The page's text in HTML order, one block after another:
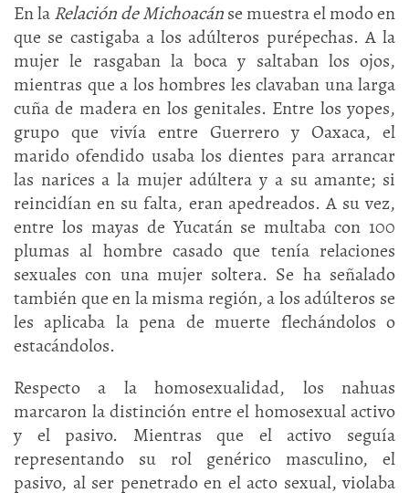
En laRelación de Michoacánse muestra el modo en
que se castigaba a los adúlteros purépechas. A la
mujer le rasgaban la boca y saltaban los ojos,
mientras que a los hombres les clavaban una larga
cuña de madera en los genitales. Entre los yopes,
grupo que vivía entre Guerrero y Oaxaca, el
marido ofendido usaba los dientes para arrancar
las narices a la mujer adúltera y a su amante; si
reincidían en su falta, eran apedreados. A su vez,
entre los mayas de Yucatán se multaba con 100
plumas al hombre casado que tenía relaciones
sexuales con una mujer soltera. Se ha señalado
también que en la misma región, a los adúlteros se
les aplicaba la pena de muerte flechándolos o
estacándolos.
Respecto a la homosexualidad, los nahuas
marcaron la distinción entre el homosexual activo
y el pasivo. Mientras que el activo seguía
representando su rol genérico masculino, el
pasivo, al ser penetrado en el acto sexual, violaba